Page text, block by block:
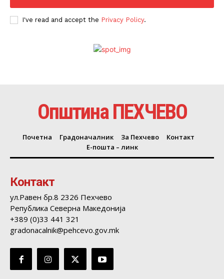
I've read and accept the Privacy Policy.
Општина ПЕХЧЕВО
Почетна Градоначалник За Пехчево
Контакт
Е-пошта – линк
Контакт
ул.Равен бр.8 2326 Пехчево
Република Северна Македонија
+389 (0)33 441 321
gradonacalnik@pehcevo.gov.mk